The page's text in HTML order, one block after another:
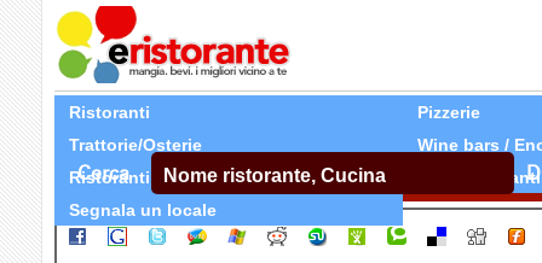
Ristoranti
Pizzerie
Trattorie/Osterie
Wine bars /
Ristoranti Etnici
Tutti Ristoranti
Segnala un locale
Cerca